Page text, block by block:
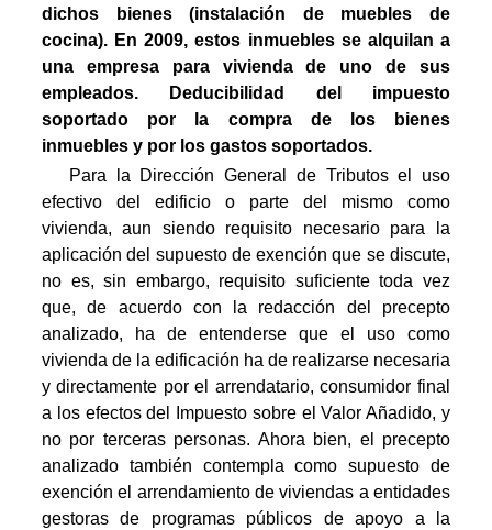
dichos bienes (instalación de muebles de
cocina). En 2009, estos inmuebles se alquilan a
una empresa para vivienda de uno de sus
empleados. Deducibilidad del impuesto
soportado por la compra de los bienes
inmuebles y por los gastos soportados.
Para la Dirección General de Tributos el uso
efectivo del edificio o parte del mismo como
vivienda, aun siendo requisito necesario para la
aplicación del supuesto de exención que se discute,
no es, sin embargo, requisito suficiente toda vez
que, de acuerdo con la redacción del precepto
analizado, ha de entenderse que el uso como
vivienda de la edificación ha de realizarse necesaria
y directamente por el arrendatario, consumidor final
a los efectos del Impuesto sobre el Valor Añadido, y
no por terceras personas. Ahora bien, el precepto
analizado también contempla como supuesto de
exención el arrendamiento de viviendas a entidades
gestoras de programas públicos de apoyo a la